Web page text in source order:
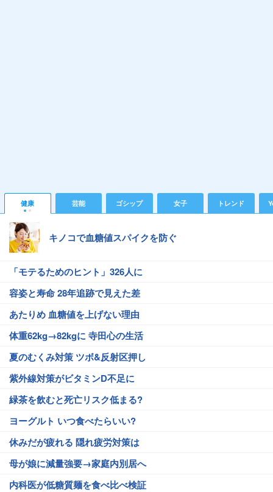
健康 芸能 ゴシップ 女子 トレンド
キノコで血糖値スパイクを防ぐ
「モテるためのヒント」326人に
容姿と寿命 28年追跡で見えた差
あたりめ 血糖値を上げない理由
体重62kg→82kgに 寺田心の生活
夏のむくみ対策 ツボ&反射区押し
紫外線対策がビタミンD不足に
緑茶を飲むと死亡リスク低まる?
ヨーグルト いつ食べたらいい?
休みだが疲れる 隠れ疲労対策は
母が娘に減量強要→家庭内別居へ
内科医が低糖質麺を食べ比べ検証